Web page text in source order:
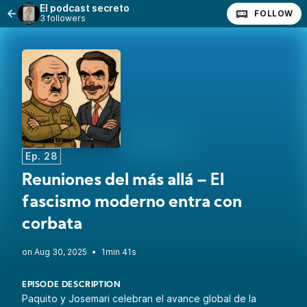
El podcast secreto
3 followers FOLLOW
Ep. 28
Reuniones del más allá – El
fascismo moderno entra con
corbata
• 1min 41s
EPISODE DESCRIPTION
Paquito y Josemari celebran el avance global de la